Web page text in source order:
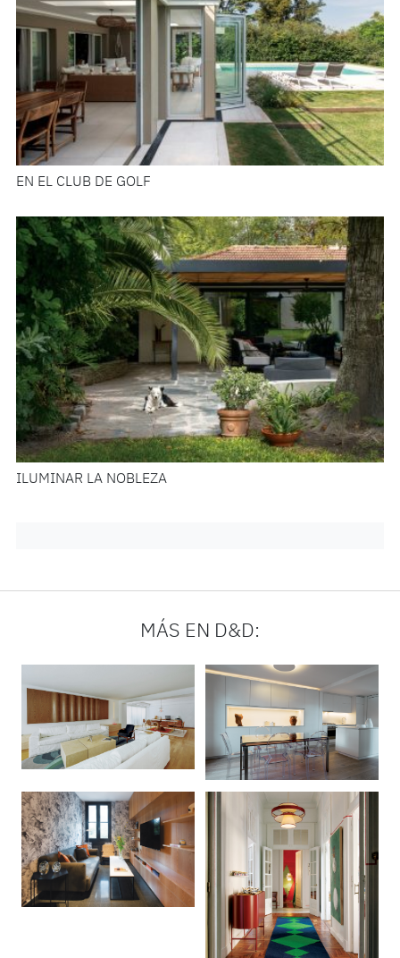
EN EL CLUB DE GOLF
ILUMINAR LA NOBLEZA
MÁS EN D&D: